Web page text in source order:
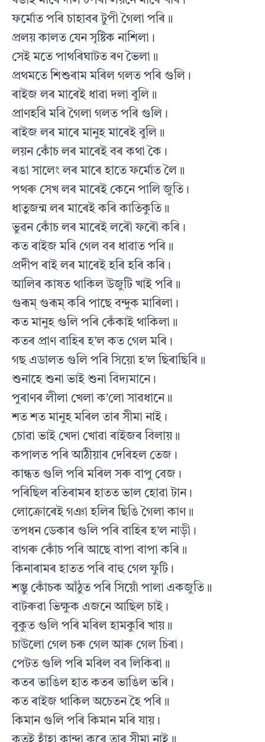
ফৰ্মোত পৰি চাহাবৰ টুপী গৈলা পৰি॥
প্ৰলয় কালত যেন সৃষ্টিক নাশিলা।
সেই মতে পাথৰিঘাটত ৰণ ভৈলা॥
প্ৰথমতে শিশুৰাম মৰিল গলত পৰি গুলি।
ৰাইজ লৰ মাৰেই ধাৱা দলা বুলি॥
প্ৰাণহৰি মৰি গৈলা গলত পৰি গুলি।
ৰাইজ লৰ মাৰে মানুহ মাৰেই বুলি॥
লয়ন কোঁচ লৰ মাৰেই বৰ কথা কৈ।
ৰঙা সালেং লৰ মাৰে হাতে ফৰ্মোত লৈ॥
পথৰু সেখ লৰ মাৰেই কেনে পালি জুতি।
ধাতুজন্ম লৰ মাৰেই কৰি কাতিকুতি॥
ভুৱন কোঁচ লৰ মাৰেই লৰৌ ফৰৌ কৰি।
কত ৰাইজ মৰি গেল বৰ ধাৱাত পৰি॥
প্ৰদীপ ৰাই লৰ মাৰেই হৰি হৰি কৰি।
আলিৰ কাষত থাকিল উজুটি খাই পৰি॥
গুৰূম্ গুৰূম্ কৰি পাছে বন্দুক মাৰিলা।
কত মানুহ গুলি পৰি কেঁকাই থাকিলা॥
কতৰ প্ৰাণ বাহিৰ হ’ল কত গেল মৰি।
গছ এডালত গুলি পৰি সিয়ো হ’ল ছিৰাছিৰি॥
শুনাহে শুনা ভাই শুনা বিদ্যমানে।
পুৰাণৰ লীলা খেলা ক’লো সাৱধানে॥
শত শত মানুহ মৰিল তাৰ সীমা নাই।
চোৱা ভাই খেদা খোৱা ৰাইজৰ বিলায়॥
কপালত পৰি আঠীয়াৰ দেৰিহল তেজ।
কান্ধত গুলি পৰি মৰিল সৰু বাপু বেজ।
পৰিছিল ৰতিৰামৰ হাতত ভাল হোৱা টান।
লোক্ৰোৰেই গঞা হলিৰ ছিঙি গৈলা কাণ॥
তপধন ডেকাৰ গুলি পৰি বাহিৰ হ’ল নাড়ী।
বাগৰু কোঁচ পৰি আছে বাপা বাপা কৰি॥
কিনাৰামৰ হাতত পৰি বাহু গেল ফুটি।
শম্ভু কোঁচক আঁঠুত পৰি সিয়োঁ পালা একজুতি॥
বাটৰুৱা ভিক্ষুক এজনে আছিল চাই।
বুকুত গুলি পৰি মৰিল হামকুৰি খায়॥
চাউলো গেল চৰু গেল আৰু গেল চিৰা।
পেটত গুলি পৰি মৰিল বৰ লিকিৰা॥
কতৰ ভাঙিল হাত কতৰ ভাঙিল ভৰি।
কত ৰাইজ থাকিল অচেতন হৈ পৰি॥
কিমান গুলি পৰি কিমান মৰি যায়।